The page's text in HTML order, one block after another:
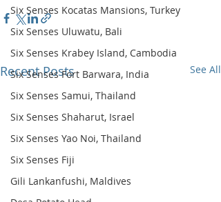
Six Senses Kocatas Mansions, Turkey
Six Senses Uluwatu, Bali
Six Senses Krabey Island, Cambodia
Six Senses Fort Barwara, India
Six Senses Samui, Thailand
Six Senses Shaharut, Israel
Six Senses Yao Noi, Thailand
Six Senses Fiji
Gili Lankanfushi, Maldives
Recent Posts See All